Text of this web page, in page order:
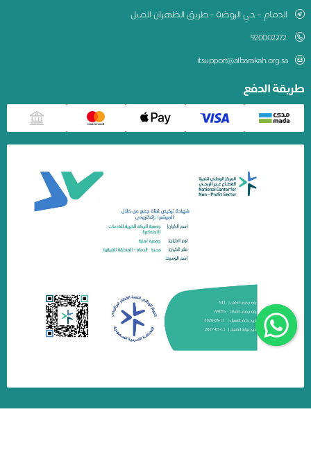
الدمام – حي الروضة – طريق الظهران الجبيل
920002272
itsupport@albarakah.org.sa
طريقة الدفع